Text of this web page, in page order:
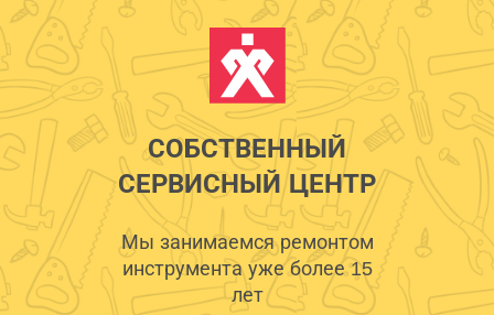
СОБСТВЕННЫЙ
СЕРВИСНЫЙ ЦЕНТР
Мы занимаемся ремонтом
инструмента уже более 15
лет